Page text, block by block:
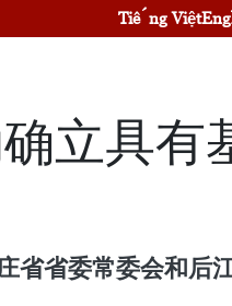
Tiếng Việt
立具有
省省委常委会和后